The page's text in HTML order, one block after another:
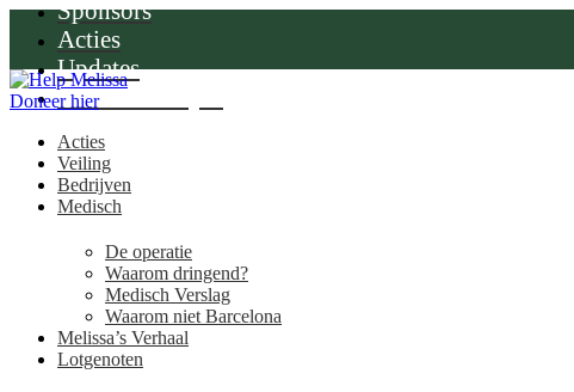
Sponsors
Acties
Updates
Download Flyer
Doneer hier
Acties
Veiling
Bedrijven
Medisch
De operatie
Waarom dringend?
Medisch Verslag
Waarom niet Barcelona
Melissa’s Verhaal
Lotgenoten